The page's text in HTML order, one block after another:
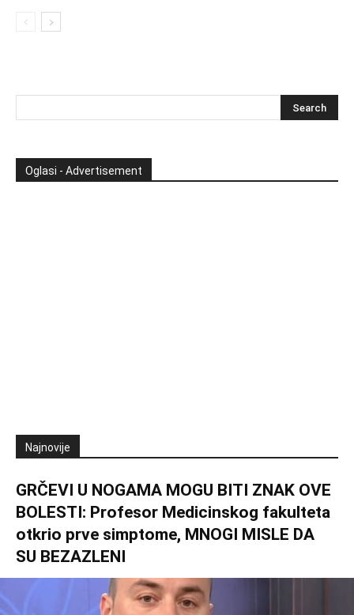
Oglasi - Advertisement
Najnovije
GRČEVI U NOGAMA MOGU BITI ZNAK OVE
BOLESTI: Profesor Medicinskog fakulteta
otkrio prve simptome, MNOGI MISLE DA
SU BEZAZLENI